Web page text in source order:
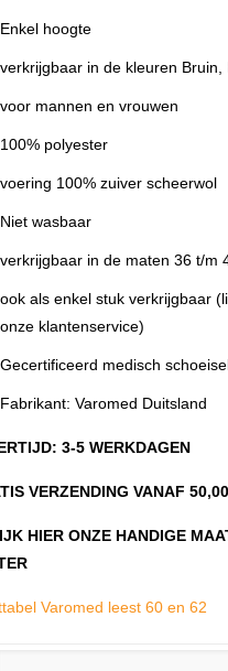
Enkel hoogte
verkrijgbaar in de kleuren Bruin,
voor mannen en vrouwen
100% polyester
voering 100% zuiver scheerwol
Niet wasbaar
verkrijgbaar in de maten 36 t/m
ook als enkel stuk verkrijgbaar
onze klantenservice)
Gecertificeerd medisch
Fabrikant: Varomed Duitsland
3-5 WERKDAGEN
VERZENDING VANAF
HIER ONZE HANDIGE
Varomed leest 60 en 62